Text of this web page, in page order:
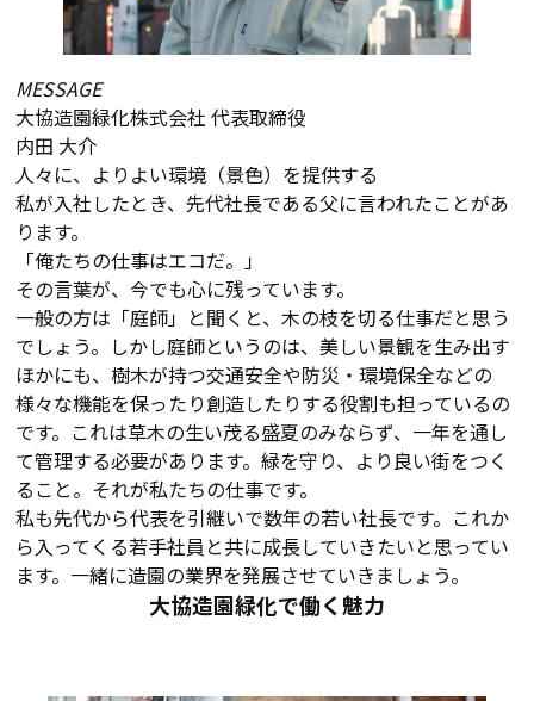
MESSAGE
大協造園緑化株式会社 代表取締役
内田 大介
人々に、よりよい環境（景色）を提供する
私が入社したとき、先代社長である父に言われたことがあ
ります。
「俺たちの仕事はエコだ。」
その言葉が、今でも心に残っています。
一般の方は「庭師」と聞くと、木の枝を切る仕事だと思う
でしょう。しかし庭師というのは、美しい景観を生み出す
ほかにも、樹木が持つ交通安全や防災・環境保全などの
様々な機能を保ったり創造したりする役割も担っているの
です。これは草木の生い茂る盛夏のみならず、一年を通し
て管理する必要があります。緑を守り、より良い街をつく
ること。それが私たちの仕事です。
私も先代から代表を引継いで数年の若い社長です。これか
ら入ってくる若手社員と共に成長していきたいと思ってい
ます。一緒に造園の業界を発展させていきましょう。
大協造園緑化で働く魅力